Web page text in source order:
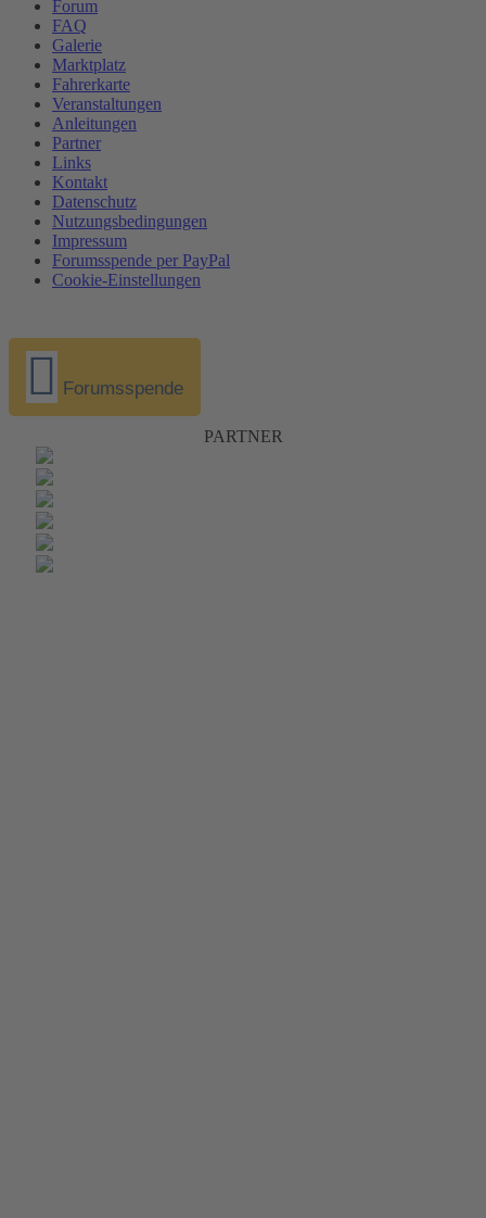
Forum
FAQ
Galerie
Marktplatz
Fahrerkarte
Veranstaltungen
Anleitungen
Partner
Links
Kontakt
Datenschutz
Nutzungsbedingungen
Impressum
Forumsspende per PayPal
Cookie-Einstellungen
Forumsspende
PARTNER